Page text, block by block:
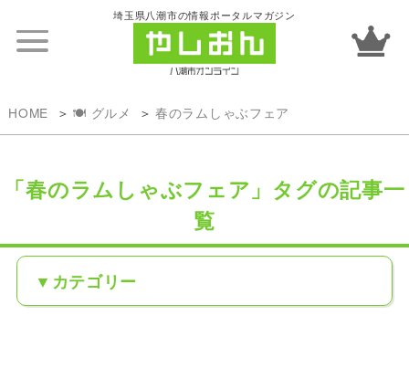
埼玉県八潮市の情報ポータルマガジン
HOME 🍽️ グルメ 春のラムしゃぶフェア
「春のラムしゃぶフェア」タグの記事一
覧
カテゴリー